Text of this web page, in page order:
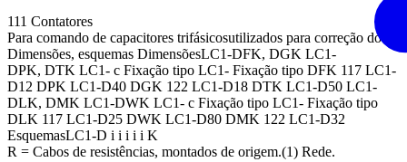
111 Contatores
Para comando de capacitores trifásicosutilizados para correção do
Dimensões, esquemas DimensõesLC1-DFK, DGK LC1-
DPK, DTK LC1- c Fixação tipo LC1- Fixação tipo DFK 117 LC1-
D12 DPK LC1-D40 DGK 122 LC1-D18 DTK LC1-D50 LC1-
DLK, DMK LC1-DWK LC1- c Fixação tipo LC1- Fixação tipo
DLK 117 LC1-D25 DWK LC1-D80 DMK 122 LC1-D32
EsquemasLC1-D i i i i i K
R = Cabos de resistências, montados de origem.(1) Rede.